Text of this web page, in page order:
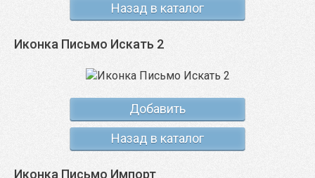
Назад в каталог
Иконка Письмо Искать 2
Добавить
Назад в каталог
Иконка Письмо Импорт